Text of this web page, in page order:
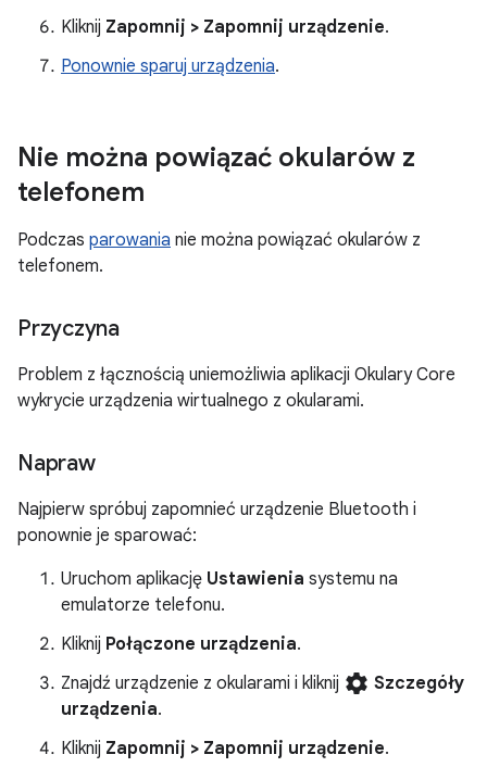
Kliknij Zapomnij > Zapomnij urządzenie.
Ponownie sparuj urządzenia.
Nie można powiązać okularów z
telefonem
Podczas parowania nie można powiązać okularów z
telefonem.
Przyczyna
Problem z łącznością uniemożliwia aplikacji Okulary Core
wykrycie urządzenia wirtualnego z okularami.
Napraw
Najpierw spróbuj zapomnieć urządzenie Bluetooth i
ponownie je sparować:
Uruchom aplikację Ustawienia systemu na
emulatorze telefonu.
Kliknij Połączone urządzenia.
Znajdź urządzenie z okularami i kliknij settings Szczegóły
urządzenia.
Kliknij Zapomnij > Zapomnij urządzenie.